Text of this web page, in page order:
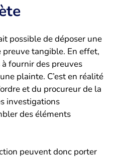
possible de déposer une
tangible. En effet,
fournir des preuves
plainte. C’est en réalité
et du procureur de la
investigations
des éléments
peuvent donc porter